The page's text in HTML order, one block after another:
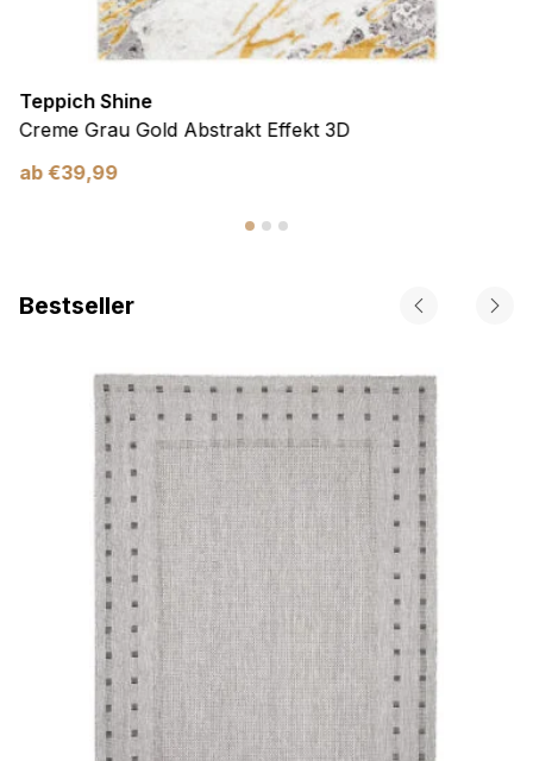
Teppich Shine
Creme Grau Gold Abstrakt Effekt 3D
ab €39,99
Bestseller